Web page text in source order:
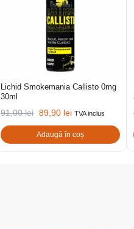
Lichid Smokemania Callisto 0mg
30ml
91,00lei 89,90 lei TVA inclus
Adaugă în coș